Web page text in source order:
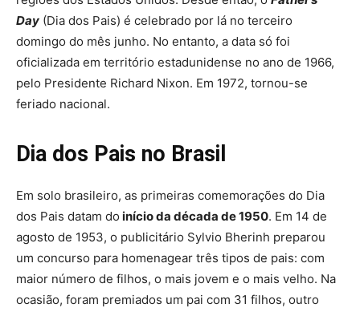
Day (Dia dos Pais) é celebrado por lá no terceiro
domingo do mês junho. No entanto, a data só foi
oficializada em território estadunidense no ano de 1966,
pelo Presidente Richard Nixon. Em 1972, tornou-se
feriado nacional.
Dia dos Pais no Brasil
Em solo brasileiro, as primeiras comemorações do Dia
dos Pais datam do início da década de 1950. Em 14 de
agosto de 1953, o publicitário Sylvio Bherinh preparou
um concurso para homenagear três tipos de pais: com
maior número de filhos, o mais jovem e o mais velho. Na
ocasião, foram premiados um pai com 31 filhos, outro